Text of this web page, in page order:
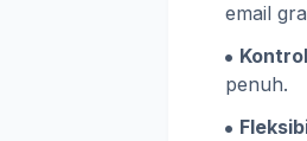
email
penuh.